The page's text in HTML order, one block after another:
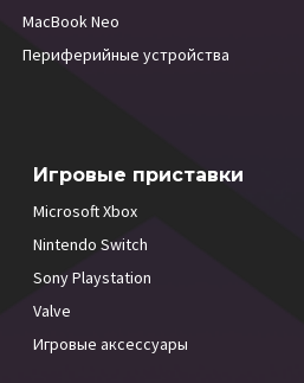
MacBook Neo
Периферийные устройства
Игровые приставки
Microsoft Xbox
Nintendo Switch
Sony Playstation
Valve
Игровые аксессуары